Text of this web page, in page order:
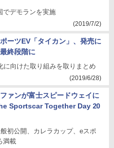
でデモランを実施
(2019/7/2)
ーツEV「タイカン」、発売に
終段階に
に向けた取り組みを取りまとめ
(2019/6/28)
ァンが富士スピードウェイに
Sportscar Together Day 20
初公開、カレラカップ、eスポ
満載